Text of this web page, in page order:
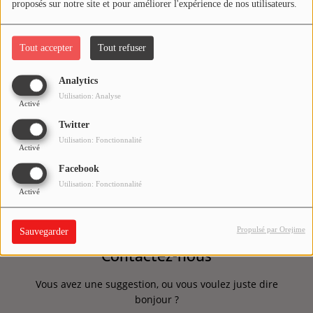
proposés sur notre site et pour améliorer l'expérience de nos utilisateurs.
Tout accepter Tout refuser
Analytics
Activé
Utilisation: Analyse
Twitter
Activé
Utilisation: Fonctionnalité
Facebook
Activé
Utilisation: Fonctionnalité
Sauvegarder Propulsé par Orejime
MUSIQUE
Top 10
Artistes
Playlist
Titres diffusés
MÉDIAS
Photos
Podcasts
Contactez-nous
Vous avez une suggestion, ou vous voulez juste dire
bonjour ?